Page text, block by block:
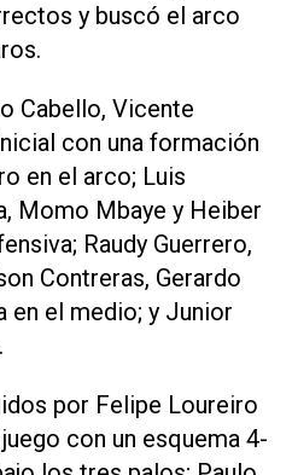
y buscó el arco
Cabello, Vicente
con una formación
en el arco; Luis
Momo Mbaye y Heiber
Raudy Guerrero,
Contreras, Gerardo
en el medio; y Junior
por Felipe Loureiro
con un esquema 4-